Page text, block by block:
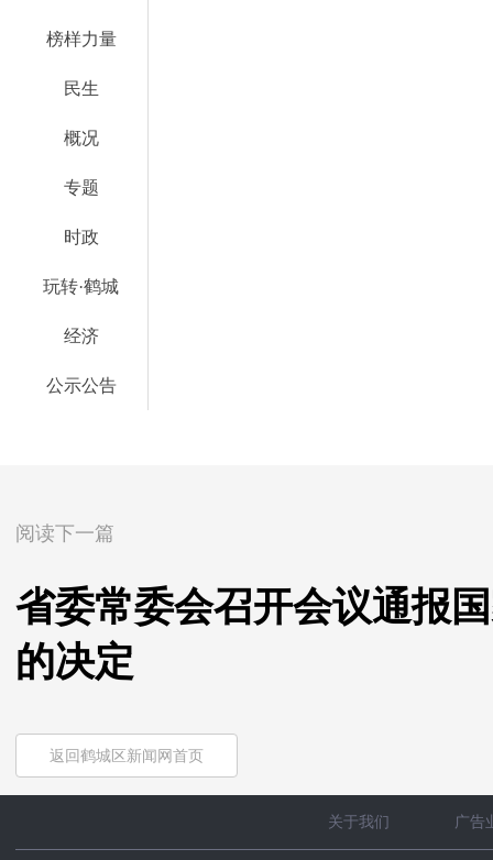
榜样力量
民生
概况
专题
时政
玩转·鹤城
经济
公示公告
阅读下一篇
省委常委会召开会议通报
的决定
返回鹤城区新闻网首页
关于我们 广告